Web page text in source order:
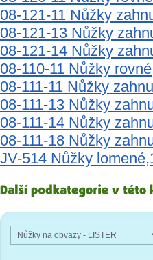
08-121-11 Nůžky
08-121-13 Nůžky
08-121-14 Nůžky
08-110-11 Nůžky
08-111-11 Nůžky
08-111-13 Nůžky
08-111-14 Nůžky
08-111-18 Nůžky
JV-514 Nůžky